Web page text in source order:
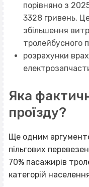
порівняно з
3328 гривень.
збільшення
тролейбусного
розрахунки
Яка
проїзду?
Ще одним
пільгових
70% пасажирів
категорій